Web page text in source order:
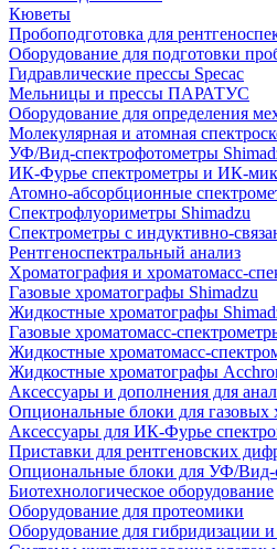
Кюветы
Пробоподготовка для
Оборудование для подготовки
Гидравлические прессы Specac
Мельницы и прессы ПАРАТУС
Оборудование для определения
Молекулярная и атомная
УФ/Вид-спектрофотометры
ИК-Фурье спектрометры и ИК-
Атомно-абсорбционные
Спектрофлуориметры Shimadzu
Спектрометры с индуктивно-
Рентгеноспектральный анализ
Хроматография и хроматомасс-
Газовые хроматографы Shimadzu
Жидкостные хроматографы
Газовые хроматомасс-
Жидкостные хроматомасс-
Жидкостные хроматографы
Аксессуары и дополнения для
Опциональные блоки для газовых
Аксессуары для ИК-Фурье
Приставки для рентгеновских
Опциональные блоки для УФ/Вид-
Биотехнологическое оборудование
Оборудование для протеомики
Оборудование для гибридизации